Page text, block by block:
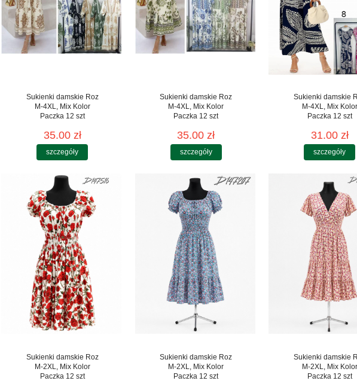
Sukienki damskie Roz
M-4XL, Mix Kolor
Paczka 12 szt
35.00 zł
szczegóły
Sukienki damskie Roz
M-4XL, Mix Kolor
Paczka 12 szt
35.00 zł
szczegóły
Sukienki damskie
M-4XL, Mix Kolor
Paczka 12 szt
31.00 zł
szczegóły
Sukienki damskie Roz
M-2XL, Mix Kolor
Paczka 12 szt
Sukienki damskie Roz
M-2XL, Mix Kolor
Paczka 12 szt
Sukienki damskie
M-2XL, Mix Kolor
Paczka 12 szt